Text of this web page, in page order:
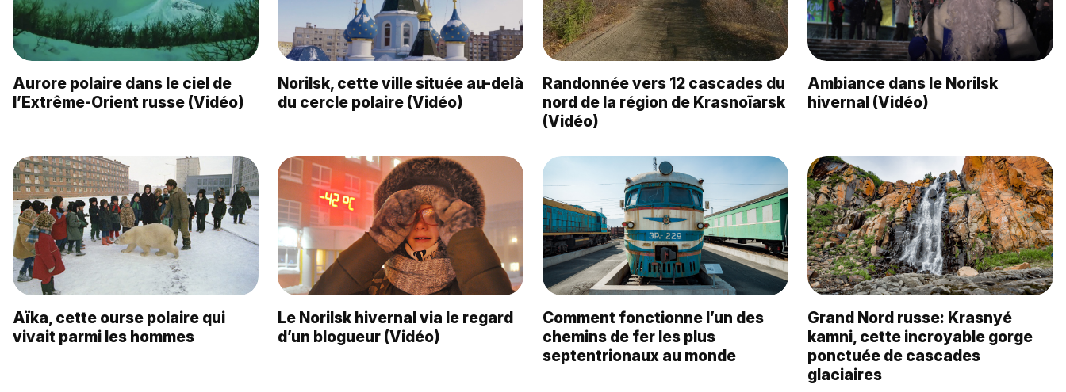
Aurore polaire dans le ciel de
l’Extrême-Orient russe (Vidéo)
Norilsk, cette ville située au-delà
du cercle polaire (Vidéo)
Randonnée vers 12 cascades du
nord de la région de Krasnoïarsk
(Vidéo)
Ambiance dans le Norilsk
hivernal (Vidéo)
Aïka, cette ourse polaire qui
vivait parmi les hommes
Le Norilsk hivernal via le regard
d’un blogueur (Vidéo)
Comment fonctionne l’un des
chemins de fer les plus
septentrionaux au monde
Grand Nord russe: Krasnyé
kamni, cette incroyable gorge
ponctuée de cascades
glaciaires